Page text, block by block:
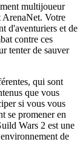
multijoueur
ArenaNet. Votre
d'aventuriers et de
contre ces
tenter de sauver
qui sont
que vous
si vous vous
se promener en
Wars 2 est une
de